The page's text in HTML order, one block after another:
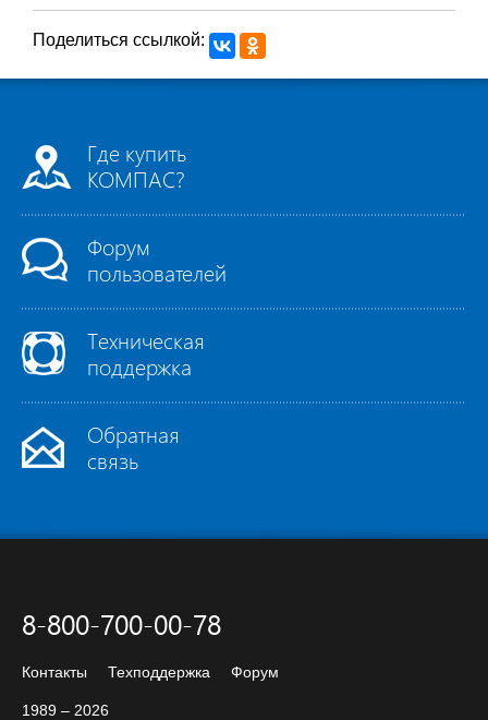
Поделиться ссылкой:
Где купить
КОМПАС?
Форум
пользователей
Техническая
поддержка
Обратная
связь
8-800-700-00-78
Контакты Техподдержка Форум
1989 – 2026